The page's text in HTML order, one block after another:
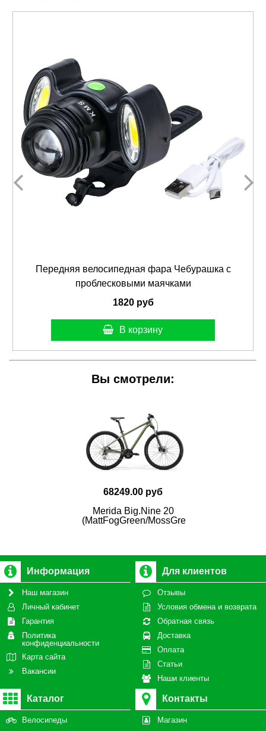
Передняя велосипедная фара Чебурашка с
проблесковыми маячками
1820 руб
В корзину
Вы смотрели:
68249.00 руб
Merida Big.Nine 20
(MattFogGreen/MossGreen)
Информация
Наш магазин
Личный кабинет
Гарантия
Политика
конфиденциальности
Карта сайта
Вакансии
Для клиентов
Отзывы
Условия обмена и возврата
Обратная связь
Доставка
Оплата
Статьи
Наши клиенты
Каталог
Велосипеды
Контакты
Магазин